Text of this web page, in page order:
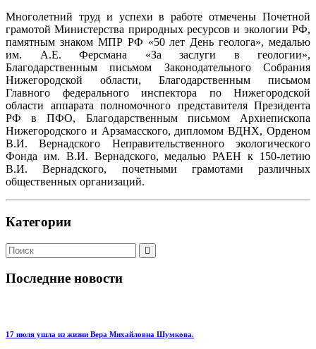
Многолетний труд и успехи в работе отмечены Почетной
грамотой Министерства природных ресурсов и экологии РФ,
памятным знаком МПР РФ «50 лет День геолога», медалью
им. А.Е. Ферсмана «За заслуги в геологии»,
Благодарственным письмом Законодательного Собрания
Нижегородской области, Благодарственным письмом
Главного федерального инспектора по Нижегородской
области аппарата полномочного представителя Президента
РФ в ПФО, Благодарственным письмом Архиепископа
Нижегородского и Арзамасского, дипломом ВДНХ, Орденом
В.И. Вернадского Неправительственного экологического
Фонда им. В.И. Вернадского, медалью РАЕН к 150-летию
В.И. Вернадского, почетными грамотами различных
общественных организаций.
Категории
Последние новости
17 июля ушла из жизни Вера Михайловна Шумкова.